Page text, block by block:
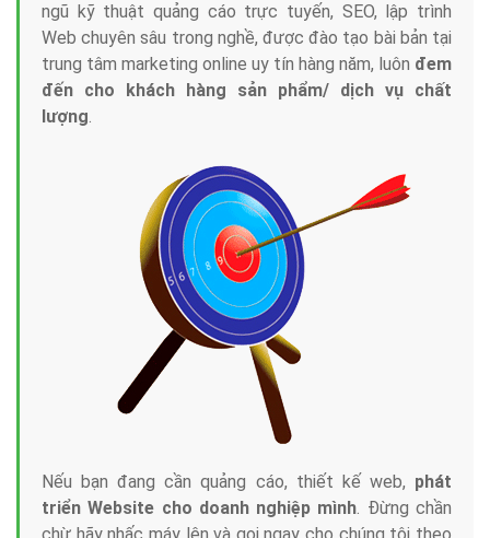
ngũ kỹ thuật quảng cáo trực tuyến, SEO, lập trình
Web chuyên sâu trong nghề, được đào tạo bài bản tại
trung tâm marketing online uy tín hàng năm, luôn đem
đến cho khách hàng sản phẩm/ dịch vụ chất
lượng.
Nếu bạn đang cần quảng cáo, thiết kế web, phát
triển Website cho doanh nghiệp mình. Đừng chần